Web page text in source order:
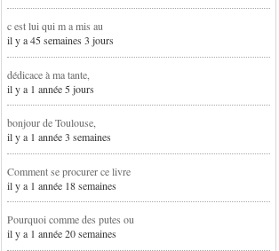
c est lui qui m a mis au
il y a 45 semaines 3 jours
dédicace à ma tante,
il y a 1 année 5 jours
bonjour de Toulouse,
il y a 1 année 3 semaines
Comment se procurer ce livre
il y a 1 année 18 semaines
Pourquoi comme des putes ou
il y a 1 année 20 semaines